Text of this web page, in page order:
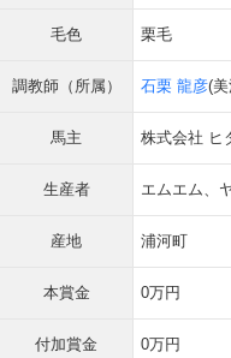
毛色 栗毛
調教師（所属） 石栗 龍彦(
馬主 株式会社 ヒ
生産者 エムエム、
産地 浦河町
本賞金 0万円
付加賞金 0万円